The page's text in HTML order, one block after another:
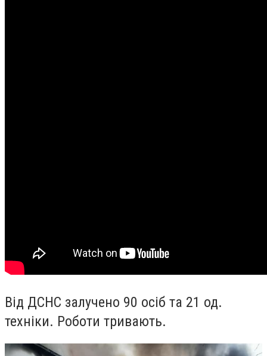
Від ДСНС залучено 90 осіб та 21 од.
техніки. Роботи тривають.